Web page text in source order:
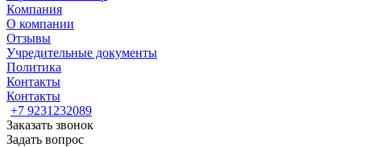
Компания
О компании
Отзывы
Учредительные документы
Политика
Контакты
Контакты
+7 9231232089
Заказать звонок
Задать вопрос